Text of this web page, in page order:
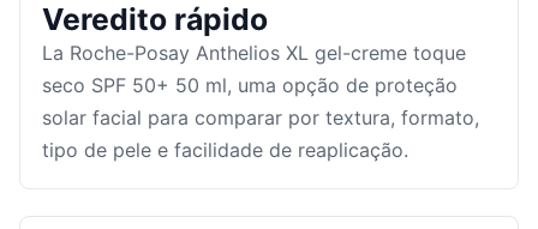
Veredito rápido
La Roche-Posay Anthelios XL gel-creme toque
seco SPF 50+ 50 ml, uma opção de proteção
solar facial para comparar por textura, formato,
tipo de pele e facilidade de reaplicação.